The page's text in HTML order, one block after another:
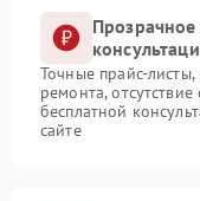
Точные прайс-
ремонта,
бесплатной
сайте